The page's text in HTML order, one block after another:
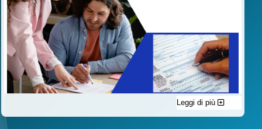
C'è un modo di contribuire alle attività dell’A.I.F.V.S. a favore
delle vittime della strada e per dare giustizia ai superstiti ed ai
Leggi di più